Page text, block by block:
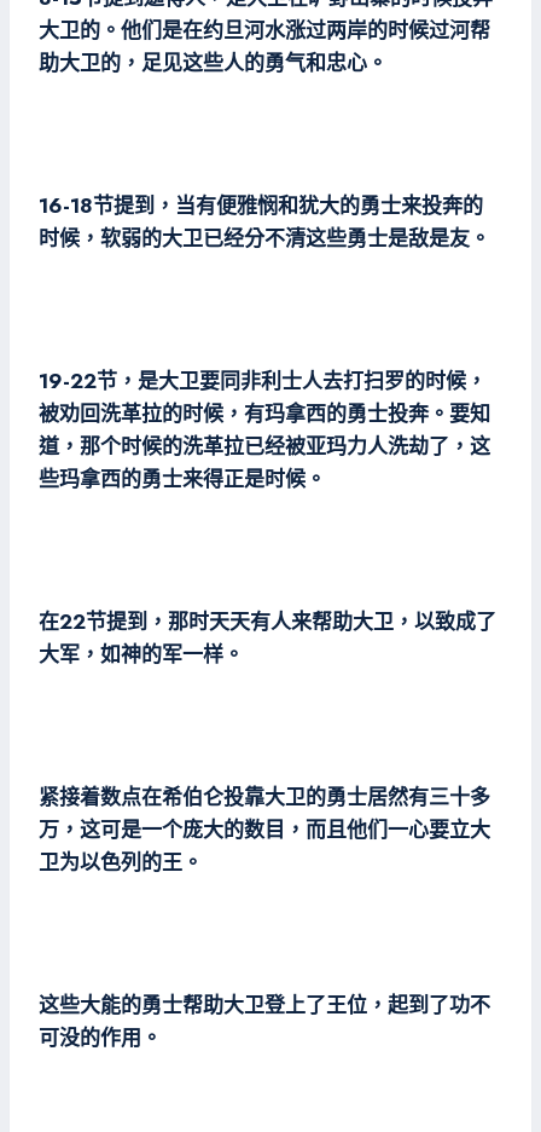
大卫的。他们是在约旦河水涨过两岸的时候过河帮
助大卫的，足见这些人的勇气和忠心。
16-18节提到，当有便雅悯和犹大的勇士来投奔的
时候，软弱的大卫已经分不清这些勇士是敌是友。
19-22节，是大卫要同非利士人去打扫罗的时候，
被劝回洗革拉的时候，有玛拿西的勇士投奔。要知
道，那个时候的洗革拉已经被亚玛力人洗劫了，这
些玛拿西的勇士来得正是时候。
在22节提到，那时天天有人来帮助大卫，以致成了
大军，如神的军一样。
紧接着数点在希伯仑投靠大卫的勇士居然有三十多
万，这可是一个庞大的数目，而且他们一心要立大
卫为以色列的王。
这些大能的勇士帮助大卫登上了王位，起到了功不
可没的作用。